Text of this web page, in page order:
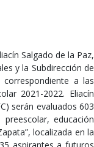
Salgado de la Paz,
y la Subdirección de
correspondiente a las
2021-2022. Eliacín
serán evaluados 603
educación
localizada en la